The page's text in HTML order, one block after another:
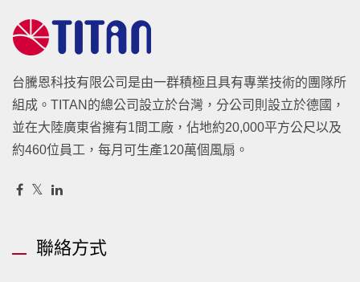
台騰恩科技有限公司是由一群積極且具有專業技術的團隊所
組成。TITAN的總公司設立於台灣，分公司則設立於德國，
並在大陸廣東省擁有1間工廠，佔地約20,000平方公尺以及
約460位員工，每月可生產120萬個風扇。
聯絡方式